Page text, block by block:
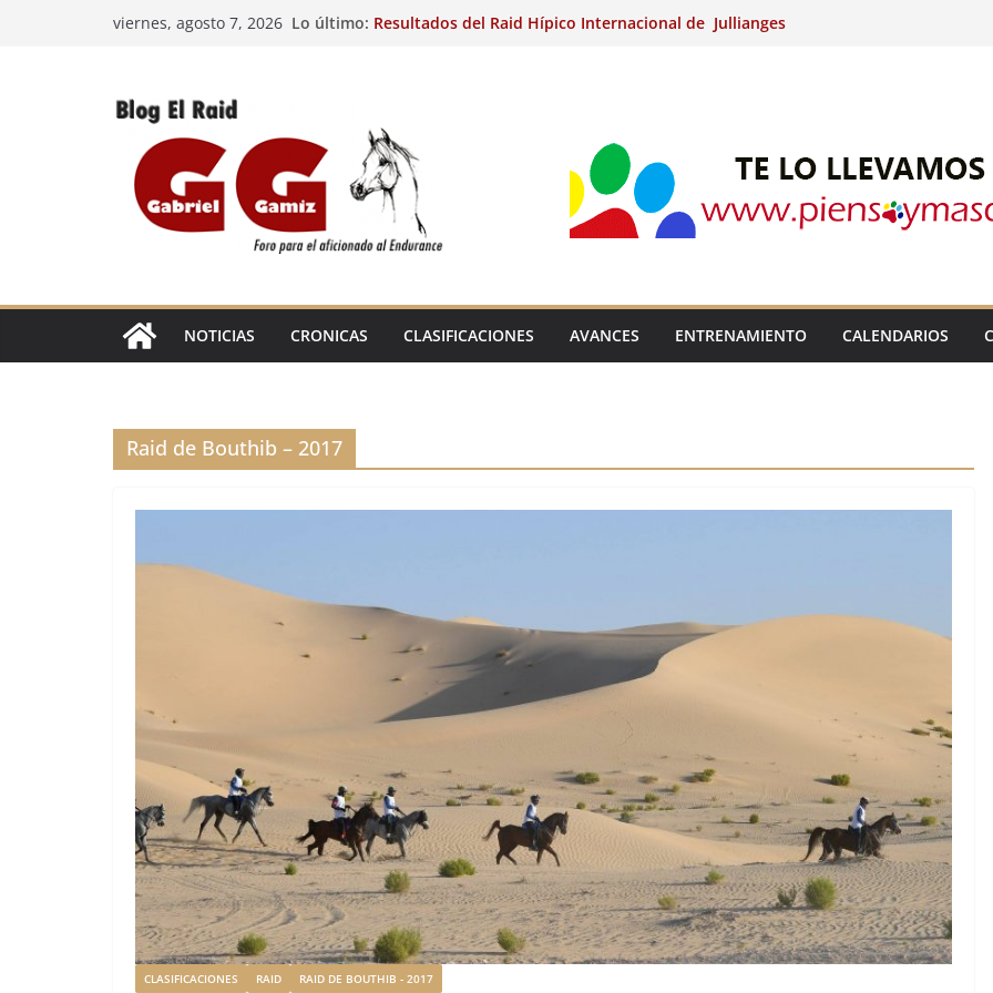
viernes, agosto 7, 2026 Lo último: Resultados del Raid Hípico Internacional de Jullianges
Caballos Jóvenes de Raid.
Raid Hípico Eladina Kung (Badajoz).
EL
NOTICIAS CRONICAS CLASIFICACIONES AVANCES ENTRENAMIENTO CALENDARIOS
Raid de Bouthib – 2017
CLASIFICACIONES RAID RAID DE BOUTHIB - 2017